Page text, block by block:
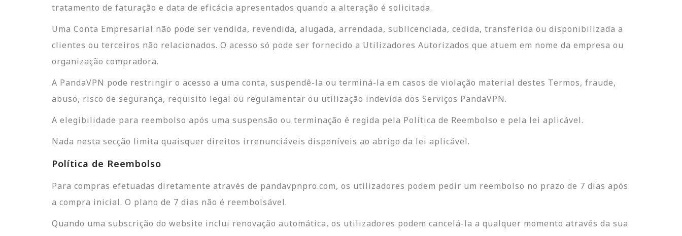
tratamento de faturação e data de eficácia apresentados quando a alteração é solicitada.
Uma Conta Empresarial não pode ser vendida, revendida, alugada, arrendada, sublicenciada, cedida, transferida ou disponibilizada a
clientes ou terceiros não relacionados. O acesso só pode ser fornecido a Utilizadores Autorizados que atuem em nome da empresa ou
organização compradora.
A PandaVPN pode restringir o acesso a uma conta, suspendê-la ou terminá-la em casos de violação material destes Termos, fraude,
abuso, risco de segurança, requisito legal ou regulamentar ou utilização indevida dos Serviços PandaVPN.
A elegibilidade para reembolso após uma suspensão ou terminação é regida pela Política de Reembolso e pela lei aplicável.
Nada nesta secção limita quaisquer direitos irrenunciáveis disponíveis ao abrigo da lei aplicável.
Política de Reembolso
Para compras efetuadas diretamente através de pandavpnpro.com, os utilizadores podem pedir um reembolso no prazo de 7 dias após
a compra inicial. O plano de 7 dias não é reembolsável.
Quando uma subscrição do website inclui renovação automática, os utilizadores podem cancelá-la a qualquer momento através da sua